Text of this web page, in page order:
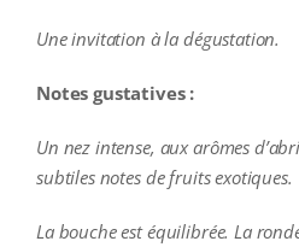
Une invitation à la dégustation.
Notes gustatives :
Un nez intense, aux arômes
subtiles notes de fruits exotiques.
La bouche est équilibrée. La